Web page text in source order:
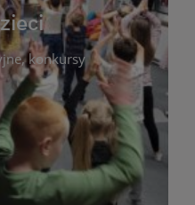
konkursy
o najmłodszych
Znajdziesz tu
konkursach
z autorami książek dla
bogaty wybór bajek,
a także przyjazny
Pragniemy